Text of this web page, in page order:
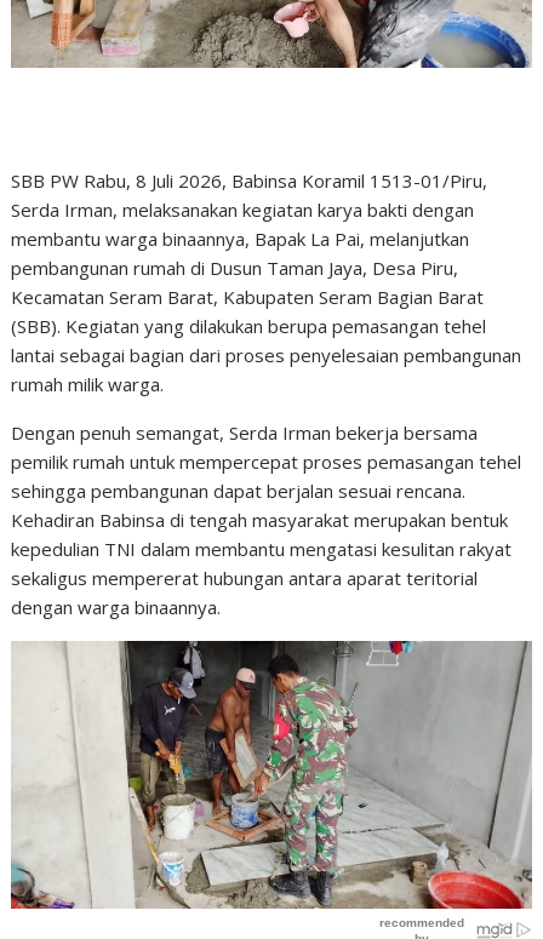
SBB PW Rabu, 8 Juli 2026, Babinsa Koramil 1513-01/Piru,
Serda Irman, melaksanakan kegiatan karya bakti dengan
membantu warga binaannya, Bapak La Pai, melanjutkan
pembangunan rumah di Dusun Taman Jaya, Desa Piru,
Kecamatan Seram Barat, Kabupaten Seram Bagian Barat
(SBB). Kegiatan yang dilakukan berupa pemasangan tehel
lantai sebagai bagian dari proses penyelesaian pembangunan
rumah milik warga.
Dengan penuh semangat, Serda Irman bekerja bersama
pemilik rumah untuk mempercepat proses pemasangan tehel
sehingga pembangunan dapat berjalan sesuai rencana.
Kehadiran Babinsa di tengah masyarakat merupakan bentuk
kepedulian TNI dalam membantu mengatasi kesulitan rakyat
sekaligus mempererat hubungan antara aparat teritorial
dengan warga binaannya.